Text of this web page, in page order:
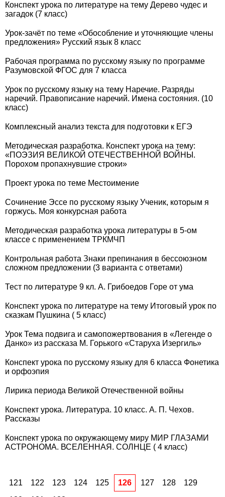
Конспект урока по литературе на тему Дерево чудес и
загадок (7 класс)
Урок-зачёт по теме «Обособление и уточняющие члены
предложения» Русский язык 8 класс
Рабочая программа по русскому языку по программе
Разумовской ФГОС для 7 класса
Урок по русскому языку на тему Наречие. Разряды
наречий. Правописание наречий. Имена состояния. (10
класс)
Комплексный анализ текста для подготовки к ЕГЭ
Методическая разработка. Конспект урока на тему:
«ПОЭЗИЯ ВЕЛИКОЙ ОТЕЧЕСТВЕННОЙ ВОЙНЫ.
Порохом пропахнувшие строки»
Проект урока по теме Местоимение
Сочинение Эссе по русскому языку Ученик, которым я
горжусь. Моя конкурсная работа
Методическая разработка урока литературы в 5-ом
классе с применением ТРКМЧП
Контрольная работа Знаки препинания в бессоюзном
сложном предложении (3 варианта с ответами)
Тест по литературе 9 кл. А. Грибоедов Горе от ума
Конспект урока по литературе на тему Итоговый урок по
сказкам Пушкина ( 5 класс)
Урок Тема подвига и самопожертвования в «Легенде о
Данко» из рассказа М. Горького «Старуха Изергиль»
Конспект урока по русскому языку для 6 класса Фонетика
и орфоэпия
Лирика периода Великой Отечественной войны
Конспект урока. Литература. 10 класс. А. П. Чехов.
Рассказы
Конспект урока по окружающему миру МИР ГЛАЗАМИ
АСТРОНОМА. ВСЕЛЕННАЯ. СОЛНЦЕ ( 4 класс)
121 122 123 124 125 126 127 128
129